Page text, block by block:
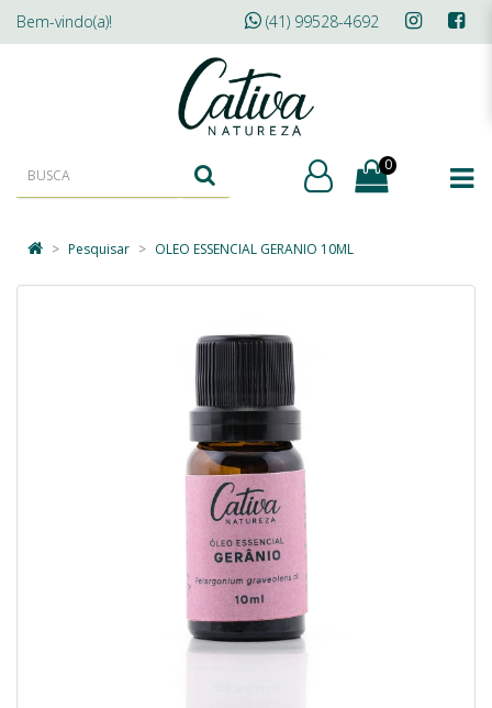
Bem-vindo(a)! (41) 99528-4692
0
Pesquisar OLEO ESSENCIAL GERANIO 10ML